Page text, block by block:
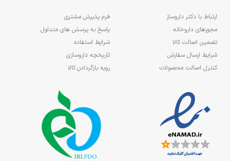
ارتباط با دکتر داروساز
مجوزهای داروخانه
تضمین اصالت کالا
شرایط ارسال سفارش
کنترل اصالت محصولات
فرم پذیرش مشتری
پاسخ به پرسش های متداول
شرایط استفاده
تاریخچه داروسازی
رویه بازگردادن کالا